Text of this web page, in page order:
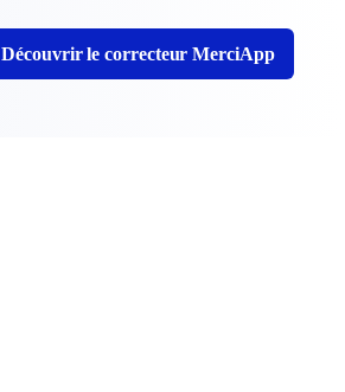
Découvrir le correcteur MerciApp